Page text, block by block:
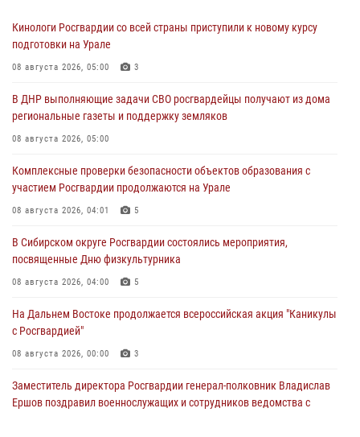
Кинологи Росгвардии со всей страны приступили к новому курсу
подготовки на Урале
08 августа 2026, 05:00 3
В ДНР выполняющие задачи СВО росгвардейцы получают из дома
региональные газеты и поддержку земляков
08 августа 2026, 05:00
Комплексные проверки безопасности объектов образования с
участием Росгвардии продолжаются на Урале
08 августа 2026, 04:01 5
В Сибирском округе Росгвардии состоялись мероприятия,
посвященные Дню физкультурника
08 августа 2026, 04:00 5
На Дальнем Востоке продолжается всероссийская акция "Каникулы
с Росгвардией"
08 августа 2026, 00:00 3
Заместитель директора Росгвардии генерал-полковник Владислав
Ершов поздравил военнослужащих и сотрудников ведомства с